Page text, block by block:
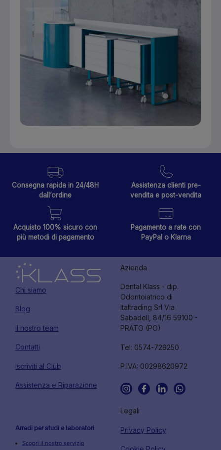
Consegna rapida in 24/48H
dall’ordine
Assistenza clienti pre-
vendita e post-vendita
Acquisto 100% sicuro con
più metodi di pagamento
Pagamento a rate con
PayPal o Klarna
Chi siamo
Blog
Il nostro team
Contatti
Iscriviti al Club
Assistenza e Riparazione
Azienda
Dental Klass - dip.
Odontoiatrico di
Italtrading Srl Via
Sabadell, 84/16 59100 -
PRATO (PO)
Tel: 0574-729250
P.IVA: 00298620972
Arredi per studi e laboratori
Scopri il nostro servizio
Legali
Privacy Policy